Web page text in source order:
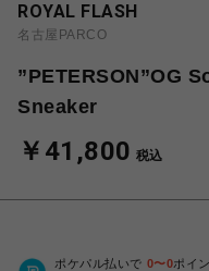
ROYAL FLASH
名古屋PARCO
”PETERSON”OG
Sneaker
￥41,800 税込
ポケパル払いで 0〜0ポイ